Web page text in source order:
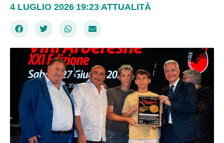
4 LUGLIO 2026 19:23 ATTUALITÀ